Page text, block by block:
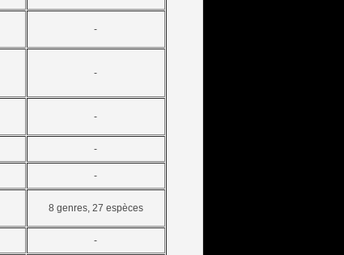
-
-
-
-
-
8 genres, 27 espèces
-